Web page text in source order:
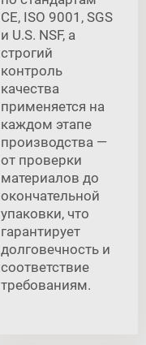
CE, ISO 9001, SGS
и U.S. NSF, а
строгий
контроль
качества
применяется на
каждом этапе
производства —
от проверки
материалов до
окончательной
упаковки, что
гарантирует
долговечность и
соответствие
требованиям.